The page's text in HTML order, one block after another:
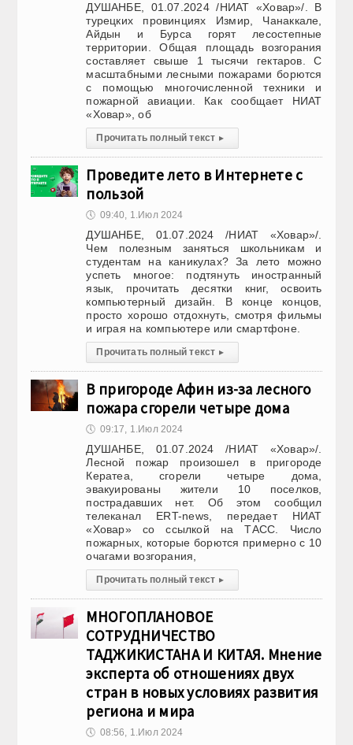
ДУШАНБЕ, 01.07.2024 /НИАТ «Ховар»/. В
турецких провинциях Измир, Чанаккале,
Айдын и Бурса горят лесостепные
территории. Общая площадь возгорания
составляет свыше 1 тысячи гектаров. С
масштабными лесными пожарами борются
с помощью многочисленной техники и
пожарной авиации. Как сообщает НИАТ
«Ховар», об
Прочитать полный текст ▸
Проведите лето в Интернете с
пользой
🕔 09:40, 1.Июл 2024
ДУШАНБЕ, 01.07.2024 /НИАТ «Ховар»/.
Чем полезным заняться школьникам и
студентам на каникулах? За лето можно
успеть многое: подтянуть иностранный
язык, прочитать десятки книг, освоить
компьютерный дизайн. В конце концов,
просто хорошо отдохнуть, смотря фильмы
и играя на компьютере или смартфоне.
Прочитать полный текст ▸
В пригороде Афин из-за лесного
пожара сгорели четыре дома
🕔 09:17, 1.Июл 2024
ДУШАНБЕ, 01.07.2024 /НИАТ «Ховар»/.
Лесной пожар произошел в пригороде
Кератеа, сгорели четыре дома,
эвакуированы жители 10 поселков,
пострадавших нет. Об этом сообщил
телеканал ERT-news, передает НИАТ
«Ховар» со ссылкой на ТАСС. Число
пожарных, которые борются примерно с 10
очагами возгорания,
Прочитать полный текст ▸
МНОГОПЛАНОВОЕ
СОТРУДНИЧЕСТВО
ТАДЖИКИСТАНА И КИТАЯ. Мнение
эксперта об отношениях двух
стран в новых условиях развития
региона и мира
🕔 08:56, 1.Июл 2024